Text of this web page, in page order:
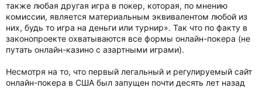
также любая другая игра в покер, которая, по мнению
комиссии, является материальным эквивалентом любой из
них, будь то игра на деньги или турнир». Так что по факту в
законопроекте охватываются все формы онлайн-покера (не
путать онлайн-казино с азартными играми).
Несмотря на то, что первый легальный и регулируемый сайт
онлайн-покера в США был запущен почти десять лет назад